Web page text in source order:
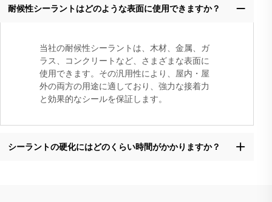
耐候性シーラントはどのような表面に使用できますか？
当社の耐候性シーラントは、木材、金属、ガ
ラス、コンクリートなど、さまざまな表面に
使用できます。その汎用性により、屋内・屋
外の両方の用途に適しており、強力な接着力
と効果的なシールを保証します。
シーラントの硬化にはどのくらい時間がかかりますか？